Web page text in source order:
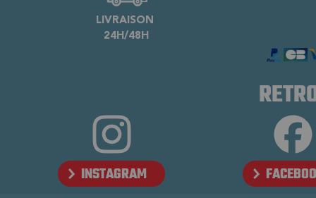
LIVRAISON
24H/48H
INSTAGRAM